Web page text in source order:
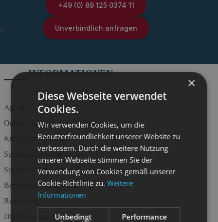
+49 (0) 89 125 0374 11
Unverbindlich anfragen
INFORMATIONEN
Agentur
Online Reputationsmanagement
Krisenkommunikation
Suchmaschinenmarketing
Suchmaschinenwerbung
Bewertungsmanagement
Reverse SEO
Digitalisierung
×
Diese Webseite verwendet
Cookies.
Wir verwenden Cookies, um die
Benutzerfreundlichkeit unserer Website zu
verbessern. Durch die weitere Nutzung
unserer Webseite stimmen Sie der
Verwendung von Cookies gemäß unserer
Cookie-Richtlinie zu.Weitere
Informationen
Unbedingt
Performance